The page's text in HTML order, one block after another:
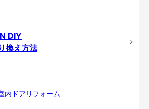
DIY
換え方法